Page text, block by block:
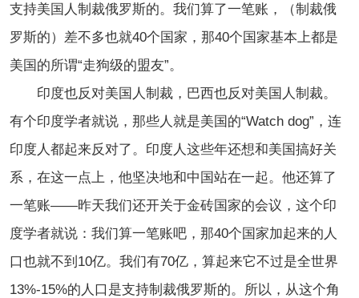
支持美国人制裁俄罗斯的。我们算了一笔账，（制裁俄
罗斯的）差不多也就40个国家，那40个国家基本上都是
美国的所谓“走狗级的盟友”。
印度也反对美国人制裁，巴西也反对美国人制裁。
有个印度学者就说，那些人就是美国的“Watch dog”，连
印度人都起来反对了。印度人这些年还想和美国搞好关
系，在这一点上，他坚决地和中国站在一起。他还算了
一笔账——昨天我们还开关于金砖国家的会议，这个印
度学者就说：我们算一笔账吧，那40个国家加起来的人
口也就不到10亿。我们有70亿，算起来它不过是全世界
13%-15%的人口是支持制裁俄罗斯的。所以，从这个角